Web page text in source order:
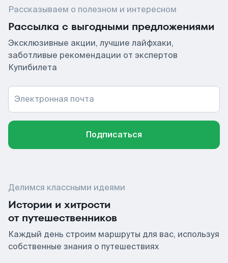
Рассказываем о полезном и интересном
Рассылка с выгодными предложениями
Эксклюзивные акции, лучшие лайфхаки,
заботливые рекомендации от экспертов
Купибилета
Электронная почта
Подписаться
Делимся классными идеями
Истории и хитрости
от путешественников
Каждый день строим маршруты для вас, используя
собственные знания о путешествиях